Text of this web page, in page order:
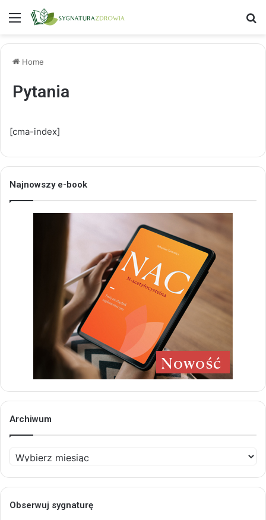
Menu
Home
Pytania
[cma-index]
Najnowszy e-book
Archiwum
Archiwum
Obserwuj sygnaturę